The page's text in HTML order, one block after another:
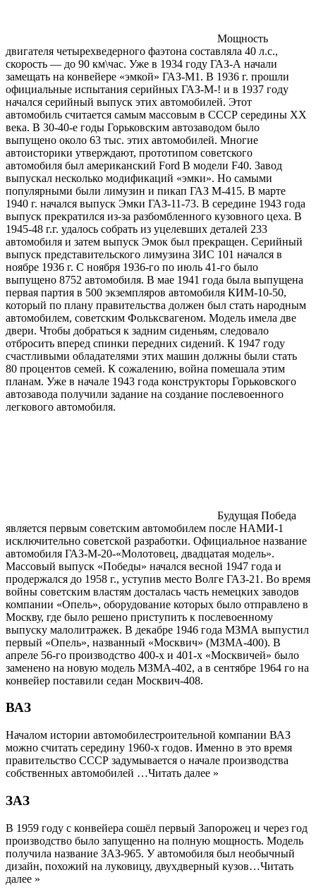
Мощность
двигателя четырехведерного фаэтона составляла 40 л.с.,
скорость — до 90 км\час. Уже в 1934 году ГАЗ-А начали
замещать на конвейере «эмкой» ГАЗ-М1. В 1936 г. прошли
официальные испытания серийных ГАЗ-М-! и в 1937 году
начался серийный выпуск этих автомобилей. Этот
автомобиль считается самым массовым в СССР середины ХХ
века. В 30-40-е годы Горьковским автозаводом было
выпущено около 63 тыс. этих автомобилей. Многие
автоисторики утверждают, прототипом советского
автомобиля был американский Ford B модели F40. Завод
выпускал несколько модификаций «эмки». Но самыми
популярными были лимузин и пикап ГАЗ М-415. В марте
1940 г. начался выпуск Эмки ГАЗ-11-73. В середине 1943 года
выпуск прекратился из-за разбомбленного кузовного цеха. В
1945-48 г.г. удалось собрать из уцелевших деталей 233
автомобиля и затем выпуск Эмок был прекращен. Серийный
выпуск представительского лимузина ЗИС 101 начался в
ноябре 1936 г. С ноября 1936-го по июль 41-го было
выпущено 8752 автомобиля. В мае 1941 года была выпущена
первая партия в 500 экземпляров автомобиля КИМ-10-50,
который по плану правительства должен был стать народным
автомобилем, советским Фольксвагеном. Модель имела две
двери. Чтобы добраться к задним сиденьям, следовало
отбросить вперед спинки передних сидений. К 1947 году
счастливыми обладателями этих машин должны были стать
80 процентов семей. К сожалению, война помешала этим
планам. Уже в начале 1943 года конструкторы Горьковского
автозавода получили задание на создание послевоенного
легкового автомобиля.
Будущая Победа
является первым советским автомобилем после НАМИ-1
исключительно советской разработки. Официальное название
автомобиля ГАЗ-М-20-«Молотовец, двадцатая модель».
Массовый выпуск «Победы» начался весной 1947 года и
продержался до 1958 г., уступив место Волге ГАЗ-21. Во время
войны советским властям досталась часть немецких заводов
компании «Опель», оборудование которых было отправлено в
Москву, где было решено приступить к послевоенному
выпуску малолитражек. В декабре 1946 года МЗМА выпустил
первый «Опель», названный «Москвич» (МЗМА-400). В
апреле 56-го производство 400-х и 401-х «Москвичей» было
заменено на новую модель МЗМА-402, а в сентябре 1964 го на
конвейер поставили седан Москвич-408.
ВАЗ
Началом истории автомобилестроительной компании ВАЗ
можно считать середину 1960-х годов. Именно в это время
правительство СССР задумывается о начале производства
собственных автомобилей …Читать далее »
ЗАЗ
В 1959 году с конвейера сошёл первый Запорожец и через год
производство было запущенно на полную мощность. Модель
получила название ЗАЗ-965. У автомобиля был необычный
дизайн, похожий на луковицу, двухдверный кузов…Читать
далее »